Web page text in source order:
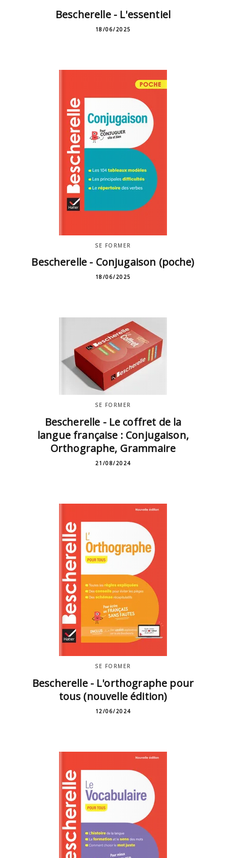
Bescherelle - L'essentiel
18/06/2025
SE FORMER
Bescherelle - Conjugaison (poche)
18/06/2025
SE FORMER
Bescherelle - Le coffret de la
langue française : Conjugaison,
Orthographe, Grammaire
21/08/2024
SE FORMER
Bescherelle - L'orthographe pour
tous (nouvelle édition)
12/06/2024